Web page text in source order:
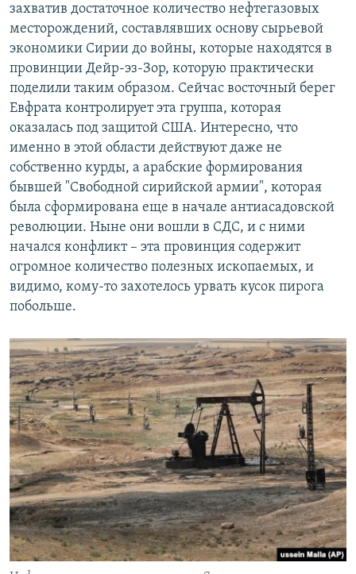
захватив достаточное количество нефтегазовых
месторождений, составлявших основу сырьевой
экономики Сирии до войны, которые находятся в
провинции Дейр-эз-Зор, которую практически
поделили таким образом. Сейчас восточный берег
Евфрата контролирует эта группа, которая
оказалась под защитой США. Интересно, что
именно в этой области действуют даже не
собственно курды, а арабские формирования
бывшей "Свободной сирийской армии", которая
была сформирована еще в начале антиасадовской
революции. Ныне они вошли в СДС, и с ними
начался конфликт – эта провинция содержит
огромное количество полезных ископаемых, и
видимо, кому-то захотелось урвать кусок пирога
побольше.